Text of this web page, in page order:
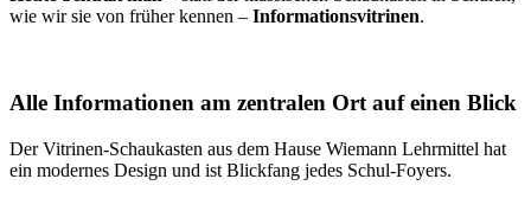
wie wir sie von früher kennen – Informationsvitrinen.
Alle Informationen am zentralen Ort auf einen Blick
Der Vitrinen-Schaukasten aus dem Hause Wiemann Lehrmittel hat
ein modernes Design und ist Blickfang jedes Schul-Foyers.